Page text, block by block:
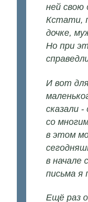
ней свою
Кстати,
дочке,
Но при
И вот
сказали
со
в этом
в начале
письма я
Ещё раз